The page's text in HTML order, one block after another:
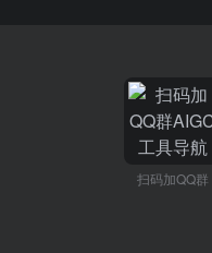
扫码加QQ群